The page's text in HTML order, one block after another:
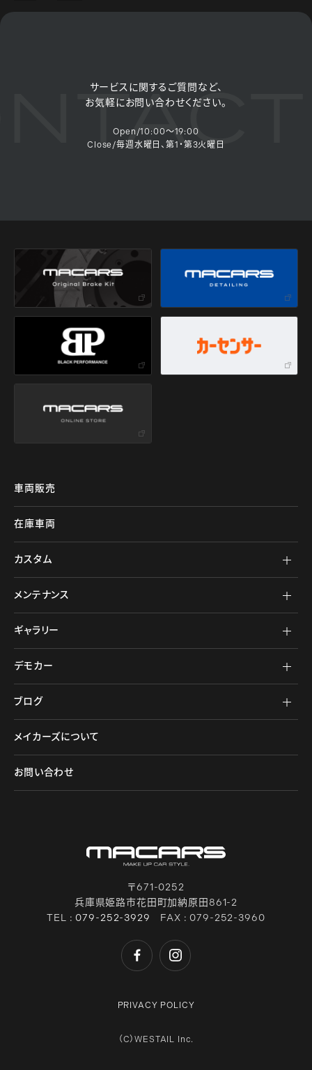
サービスに関するご質問など、
お気軽にお問い合わせください。
Open/10:00～19:00
Close/毎週水曜日、第1・第3火曜日
車両販売
在庫車両
カスタム
メンテナンス
ギャラリー
デモカー
ブログ
メイカーズについて
お問い合わせ
〒671-0252
兵庫県姫路市花田町加納原田861-2
TEL :079-252-3929 FAX : 079-252-3960
PRIVACY POLICY
（C）WESTAIL Inc.